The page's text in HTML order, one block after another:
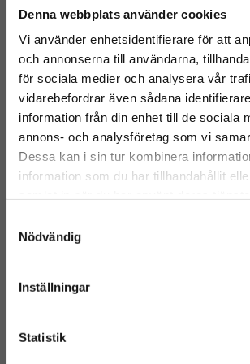
Denna webbplats använder cookies
Vi använder enhetsidentifierare för att
och annonserna till användarna,
för sociala medier och analysera vår
vidarebefordrar även sådana
information från din enhet till de sociala
annons- och analysföretag som vi
Dessa kan i sin tur kombinera
information som du har tillhandahållit
Nödvändig
Inställningar
Statistik
Fager Secure
Bettskivor
Uppgradera ditt bett med
våra Secure Bettskivor,
designade med en smart
funktion som gör verklig
skillnad i vardagen
125kr
Lägg till i
Info
Gör
och
Prenumerera på
nyhetsbrev
Det allra senaste direkt i din inkorg